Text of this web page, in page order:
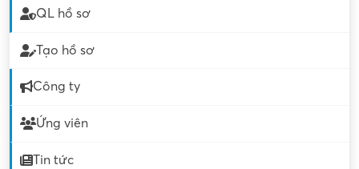
QL hồ sơ
Tạo hồ sơ
Công ty
Ứng viên
Tin tức